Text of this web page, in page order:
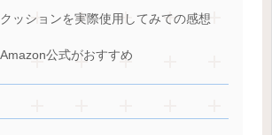
ッションを実際使用してみての感想
公式がおすすめ